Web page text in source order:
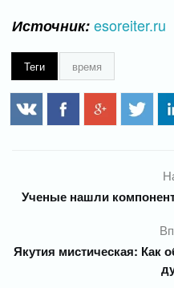
Источник:esoreiter.ru
Теги время
Ученые нашли
Якутия мистическая: